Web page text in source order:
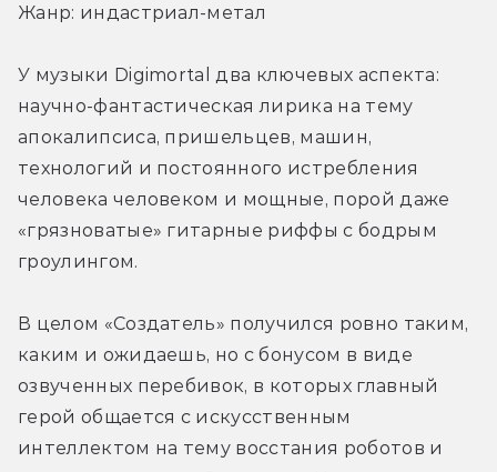
Жанр: индастриал-метал
У музыки Digimortal два ключевых аспекта:
научно-фантастическая лирика на тему
апокалипсиса, пришельцев, машин,
технологий и постоянного истребления
человека человеком и мощные, порой даже
«грязноватые» гитарные риффы с бодрым
гроулингом.
В целом «Создатель» получился ровно таким,
каким и ожидаешь, но с бонусом в виде
озвученных перебивок, в которых главный
герой общается с искусственным
интеллектом на тему восстания роботов и